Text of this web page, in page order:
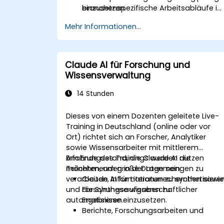
einzusetzen.
branchenspezifische Arbeitsabläufe in
Mehr Informationen...
Claude AI für Forschung und
Wissensverwaltung
14 Stunden
Dieses von einem Dozenten geleitete Live-
Training in Deutschland (online oder vor
Ort) richtet sich an Forscher, Analytiker
sowie Wissensarbeiter mit mittlerem
Erfahrungsstand, die Claude AI nutzen
möchten, um große Datenmengen zu
verarbeiten, Informationen zu
und Forschungsaufgaben zu
automatisieren.
Am Ende des Trainings werden die
Teilnehmenden in der Lage sein:
Claude AI für Literaturrecherchen sowie
die Synthese wissenschaftlicher
Ergebnisse einzusetzen.
Berichte, Forschungsarbeiten und